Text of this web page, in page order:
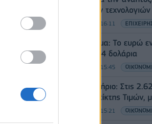
αμυντικών τεχνολογιών
07/08/2026 - 16:11
Συνάλλαγμα: Το ευρώ
στα 1,1534 δολάρια
07/08/2026 - 15:45
Χρηματιστήριο: Στις
Γενικός Δείκτης
07/08/2026 - 15:21